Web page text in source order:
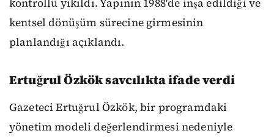
kontrollü yıkıldı. Yapının 1988'de inşa edildiği ve
kentsel dönüşüm sürecine girmesinin
planlandığı açıklandı.
Ertuğrul Özkök savcılıkta ifade verdi
Gazeteci Ertuğrul Özkök, bir programdaki
yönetim modeli değerlendirmesi nedeniyle